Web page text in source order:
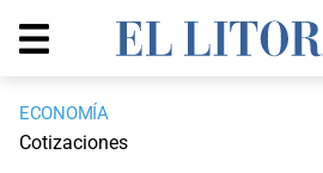
ECONOMÍA
Cotizaciones